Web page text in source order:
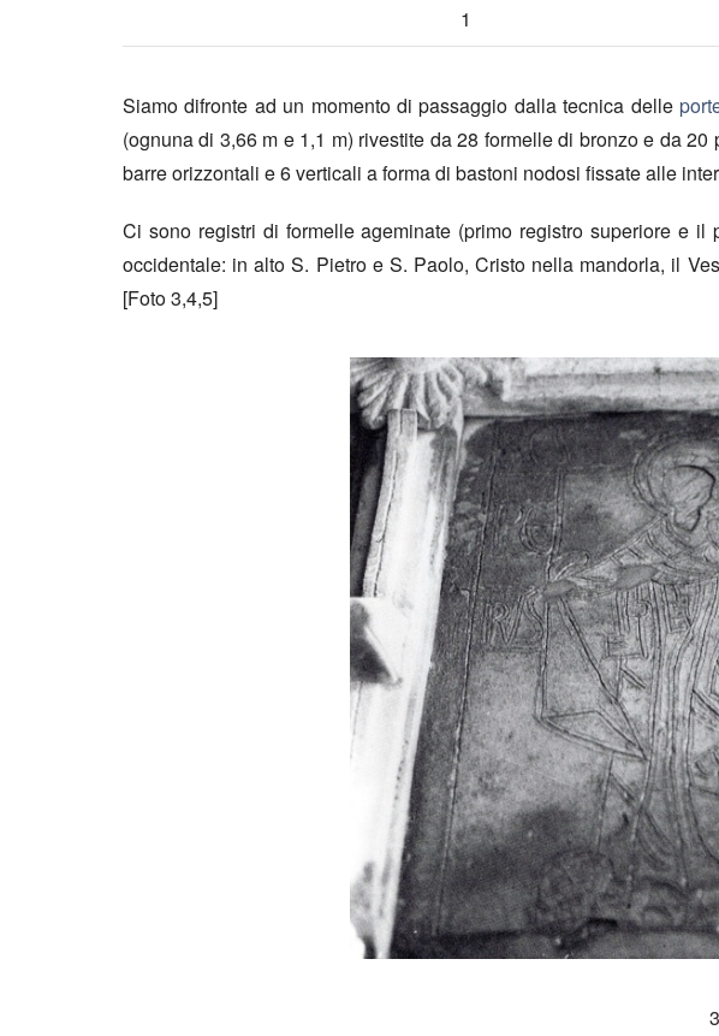
1
Siamo difronte ad un momento di passaggio dalla tecnica delle
(ognuna di 3,66 m e 1,1 m) rivestite da 28 formelle di bronzo e da
barre orizzontali e 6 verticali a forma di bastoni nodosi fissate alle
Ci sono registri di formelle ageminate (primo registro superiore e
occidentale: in alto S. Pietro e S. Paolo, Cristo nella mandorla, il
[Foto 3,4,5]